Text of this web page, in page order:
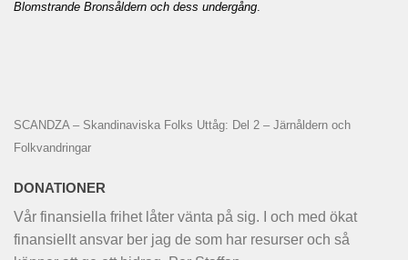
Blomstrande Bronsåldern och dess undergång.
SCANDZA – Skandinaviska Folks Uttåg: Del 2 – Järnåldern och
Folkvandringar
DONATIONER
Vår finansiella frihet låter vänta på sig. I och med ökat
finansiellt ansvar ber jag de som har resurser och så